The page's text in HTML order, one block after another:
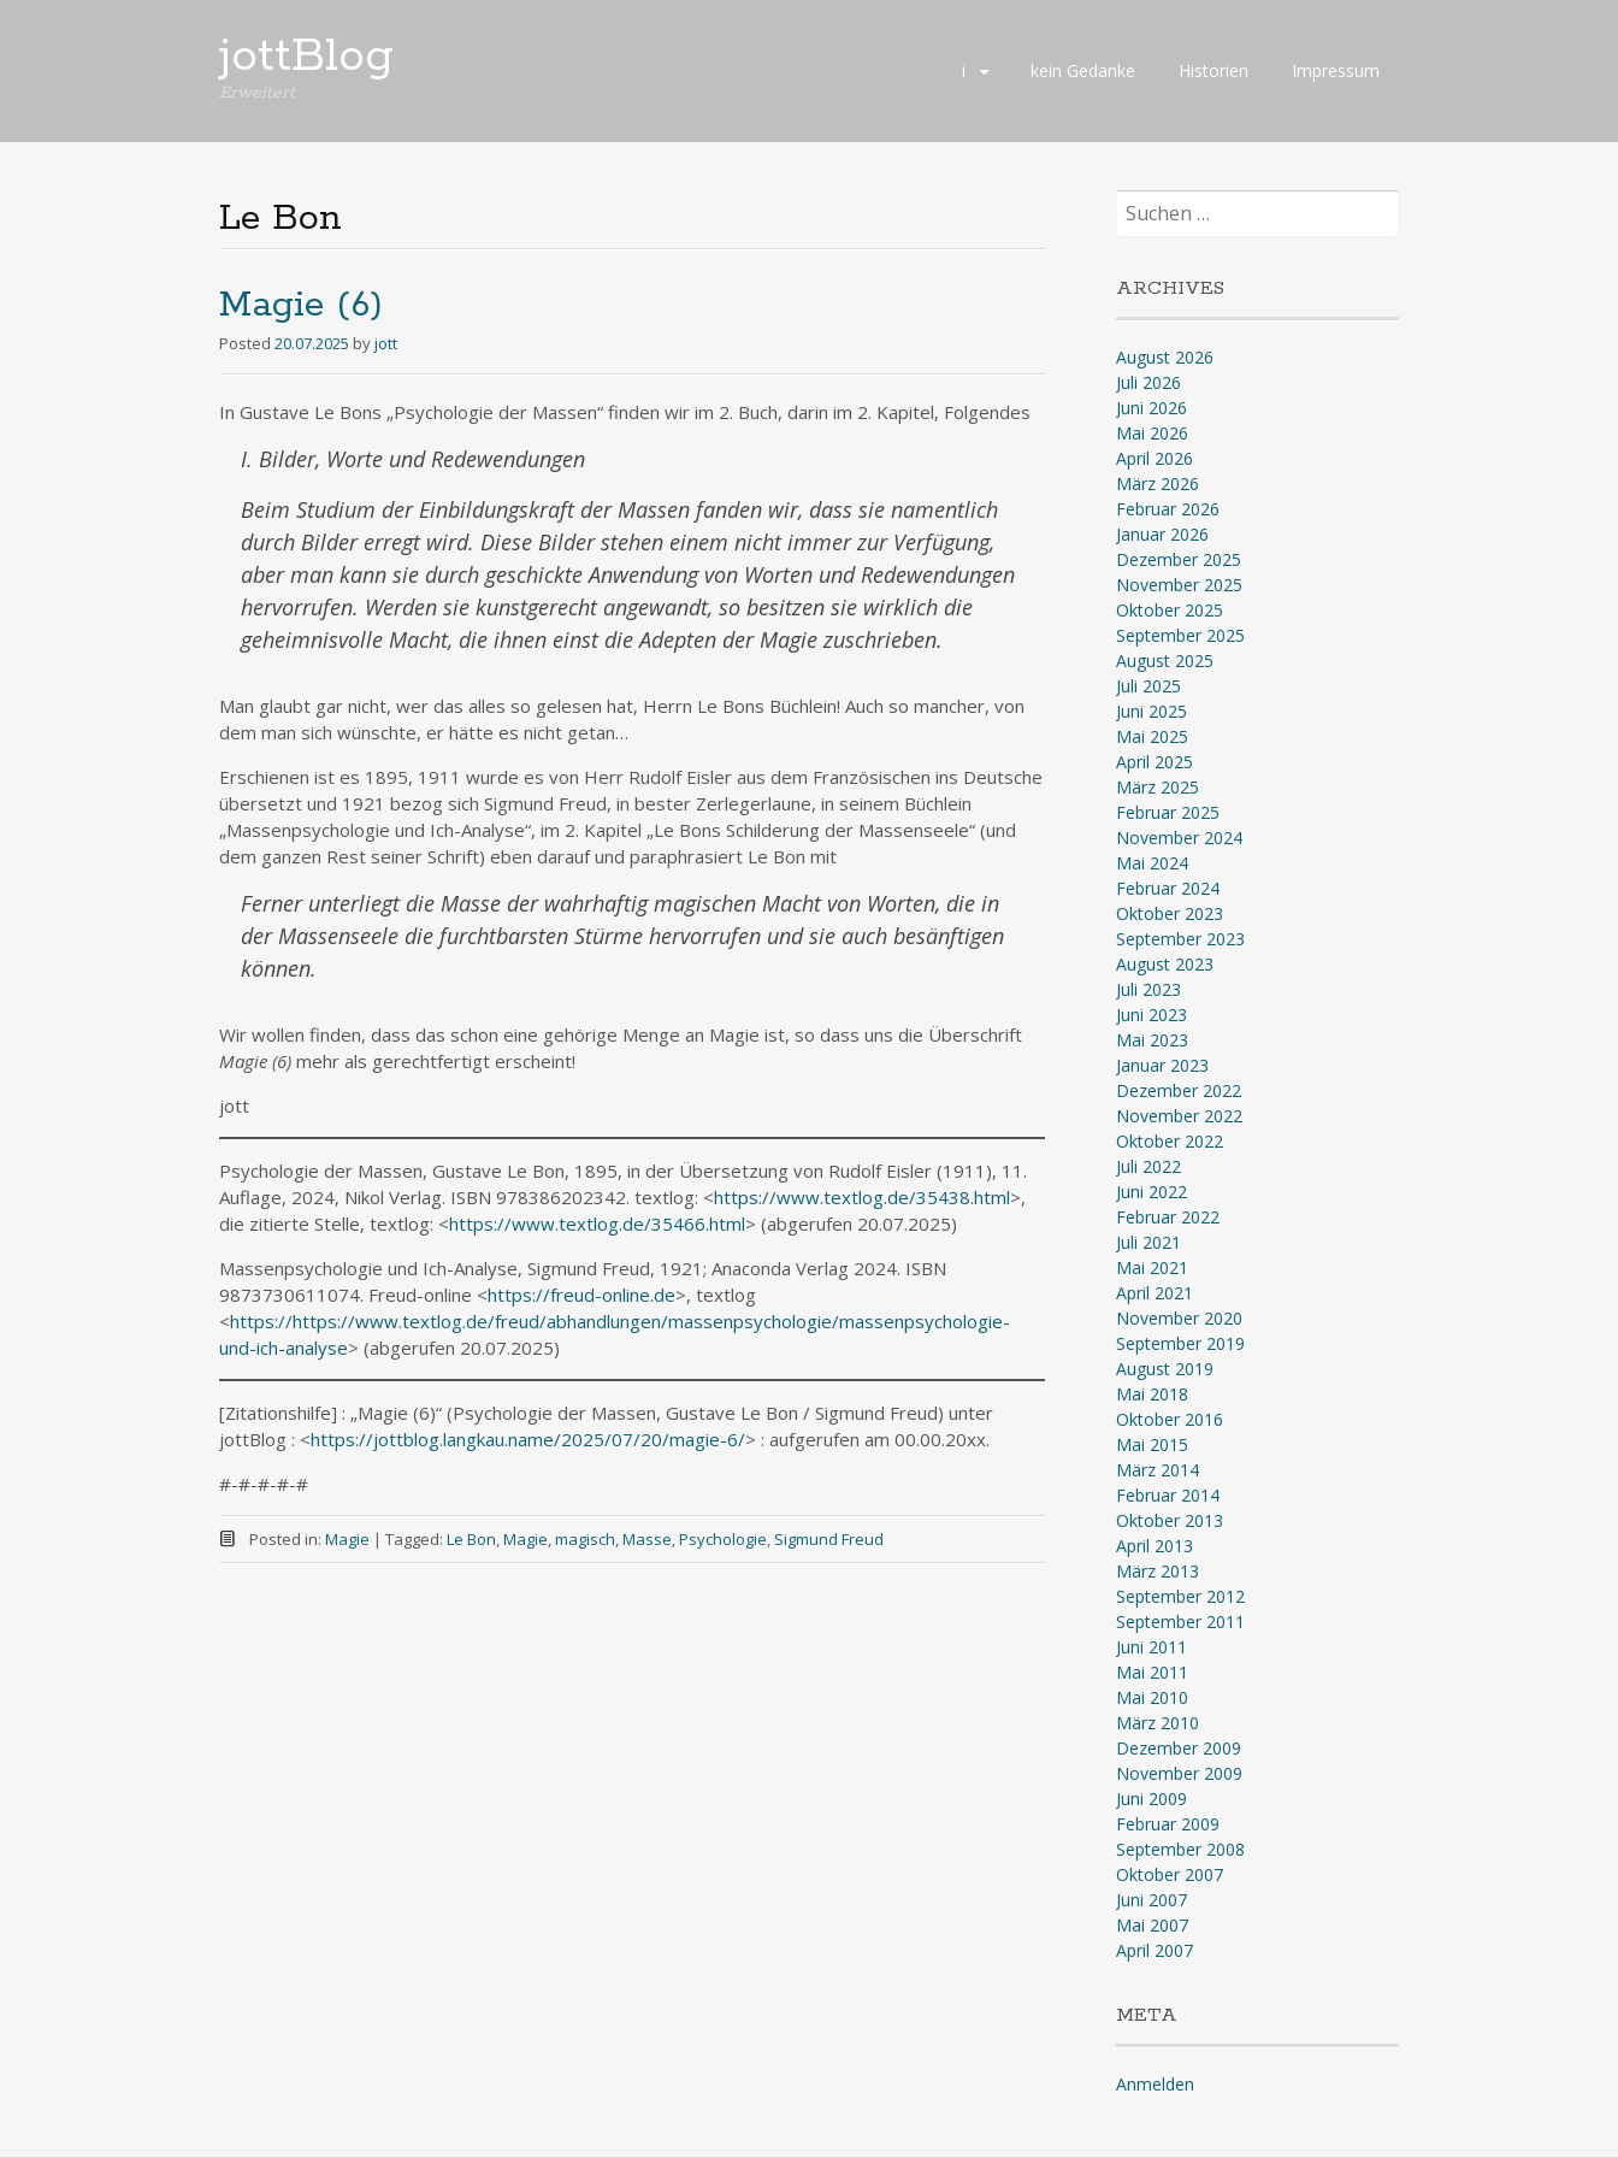
jottBlog
Erweitert
Skip
i kein Gedanke Historien Impressum
Le Bon
Magie (6)
Posted 20.07.2025 byjott
In Gustave Le Bons „Psychologie der Massen“ finden wir im 2. Buch, darin im 2. Kapitel, Folgendes
I. Bilder, Worte und Redewendungen
Beim Studium der Einbildungskraft der Massen fanden wir, dass sie namentlich
durch Bilder erregt wird. Diese Bilder stehen einem nicht immer zur Verfügung,
aber man kann sie durch geschickte Anwendung von Worten und Redewendungen
hervorrufen. Werden sie kunstgerecht angewandt, so besitzen sie wirklich die
geheimnisvolle Macht, die ihnen einst die Adepten der Magie zuschrieben.
Man glaubt gar nicht, wer das alles so gelesen hat, Herrn Le Bons Büchlein! Auch so mancher, von
dem man sich wünschte, er hätte es nicht getan…
Erschienen ist es 1895, 1911 wurde es von Herr Rudolf Eisler aus dem Französischen ins Deutsche
übersetzt und 1921 bezog sich Sigmund Freud, in bester Zerlegerlaune, in seinem Büchlein
„Massenpsychologie und Ich-Analyse“, im 2. Kapitel „Le Bons Schilderung der Massenseele“ (und
dem ganzen Rest seiner Schrift) eben darauf und paraphrasiert Le Bon mit
Ferner unterliegt die Masse der wahrhaftig magischen Macht von Worten, die in
der Massenseele die furchtbarsten Stürme hervorrufen und sie auch besänftigen
können.
Wir wollen finden, dass das schon eine gehörige Menge an Magie ist, so dass uns die Überschrift
Magie (6) mehr als gerechtfertigt erscheint!
jott
Psychologie der Massen, Gustave Le Bon, 1895, in der Übersetzung von Rudolf Eisler (1911), 11.
Auflage, 2024, Nikol Verlag. ISBN 978386202342. textlog: <https://www.textlog.de/35438.html>,
die zitierte Stelle, textlog: <https://www.textlog.de/35466.html> (abgerufen 20.07.2025)
Massenpsychologie und Ich-Analyse, Sigmund Freud, 1921; Anaconda Verlag 2024. ISBN
9873730611074. Freud-online <https://freud-online.de>, textlog
<https://https://www.textlog.de/freud/abhandlungen/massenpsychologie/massenpsychologie-
und-ich-analyse> (abgerufen 20.07.2025)
[Zitationshilfe] : „Magie (6)“ (Psychologie der Massen, Gustave Le Bon / Sigmund Freud) unter
jottBlog : <https://jottblog.langkau.name/2025/07/20/magie-6/> : aufgerufen am 00.00.20xx.
#-#-#-#-#
Posted in: Magie | Tagged: Le Bon,Magie,magisch,Masse,Psychologie, Sigmund Freud
Suchen
nach:
ARCHIVES
August 2026
Juli 2026
Juni 2026
Mai 2026
April 2026
März 2026
Februar 2026
Januar 2026
Dezember 2025
November 2025
Oktober 2025
September 2025
August 2025
Juli 2025
Juni 2025
Mai 2025
April 2025
März 2025
Februar 2025
November 2024
Mai 2024
Februar 2024
Oktober 2023
September 2023
August 2023
Juli 2023
Juni 2023
Mai 2023
Januar 2023
Dezember 2022
November 2022
Oktober 2022
Juli 2022
Juni 2022
Februar 2022
Juli 2021
Mai 2021
April 2021
November 2020
September 2019
August 2019
Mai 2018
Oktober 2016
Mai 2015
März 2014
Februar 2014
Oktober 2013
April 2013
März 2013
September 2012
September 2011
Juni 2011
Mai 2011
Mai 2010
März 2010
Dezember 2009
November 2009
Juni 2009
Februar 2009
September 2008
Oktober 2007
Juni 2007
Mai 2007
April 2007
META
Anmelden